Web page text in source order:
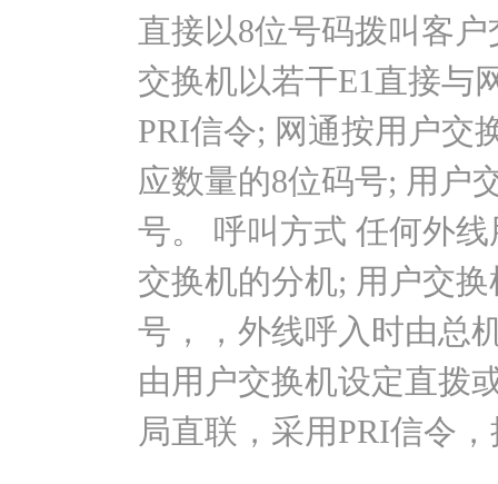
直接以8位号码拨叫客
交换机以若干E1直接与
PRI信令; 网通按用户交
应数量的8位码号; 用户
号。 呼叫方式 任何外
交换机的分机; 用户交
号，，外线呼入时由总
由用户交换机设定直拨
局直联，采用PRI信令